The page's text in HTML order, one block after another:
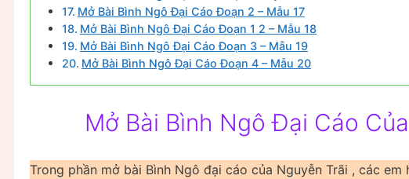
Mở Bài Bình Ngô Đại Cáo Đoạn 2 – Mẫu 17
Mở Bài Bình Ngô Đại Cáo Đoạn 1 2 – Mẫu 18
Mở Bài Bình Ngô Đại Cáo Đoạn 3 – Mẫu 19
Mở Bài Bình Ngô Đại Cáo Đoạn 4 – Mẫu 20
Mở Bài Bình Ngô Đại Cáo
Trong phần mở bài Bình Ngô đại cáo của Nguyễn Trãi , các